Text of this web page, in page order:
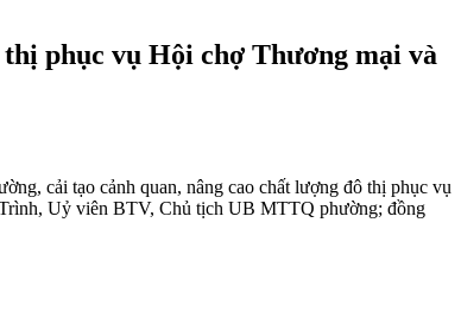
phục vụ Hội chợ Thương mại và
cải tạo cảnh quan, nâng cao chất lượng đô thị phục vụ
Uỷ viên BTV, Chủ tịch UB MTTQ phường; đồng